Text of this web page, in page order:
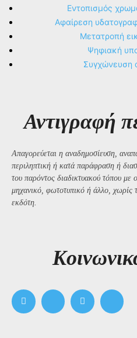
Εντοπισμός
Αφαίρεση
Μετατροπή
Ψηφιακή
Συγχώνευση
Αντιγραφή
Απαγορεύεται η αναδημοσίευση,
περιληπτική ή κατά παράφραση ή
του παρόντος διαδικτυακού τόπου με
μηχανικό, φωτοτυπικό ή άλλο, χωρίς
εκδότη.